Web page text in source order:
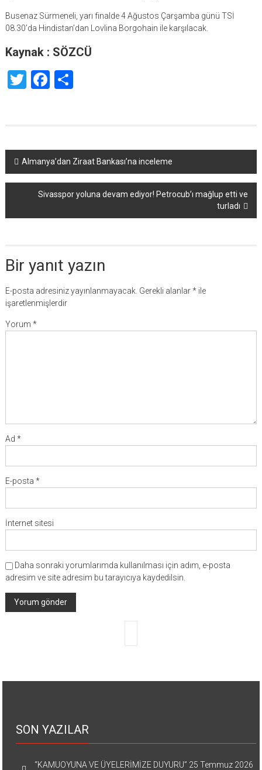
Busenaz Sürmeneli, yarı finalde 4 Ağustos Çarşamba günü TSİ
08.30’da Hindistan’dan Lovlina Borgohain ile karşılacak.
Kaynak : SÖZCÜ
TwitterFacebook
Share
Yazı
dolaşımı
Almanya’dan Ziraat Bankası’na inceleme
Sivasspor yoluna devam ediyor! Petrocub’ı mağlup etti ve
turladı
Bir yanıt yazın
E-posta adresiniz yayınlanmayacak. Gerekli alanlar*ile
işaretlenmişlerdir
Yorum *
Ad *
E-posta *
İnternet sitesi
Daha sonraki yorumlarımda kullanılması için adım, e-posta
adresim ve site adresim bu tarayıcıya kaydedilsin.
SON YAZILAR
“KAMUOYUNA VE ÜYELERİMİZE DUYURU” 25 Temmuz 2026